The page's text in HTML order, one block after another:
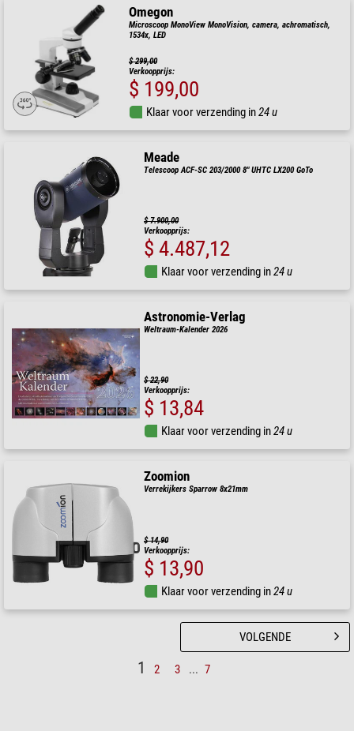
Omegon
Microscoop MonoView MonoVision, camera, achromatisch,
1534x, LED
$ 299,00
Verkoopprijs:
$ 199,00
Klaar voor verzending in24 u
Meade
Telescoop ACF-SC 203/2000 8" UHTC LX200 GoTo
$ 7.900,00
Verkoopprijs:
$ 4.487,12
Klaar voor verzending in24 u
Astronomie-Verlag
Weltraum-Kalender 2026
$ 22,90
Verkoopprijs:
$ 13,84
Klaar voor verzending in24 u
Zoomion
Verrekijkers Sparrow 8x21mm
$ 14,90
Verkoopprijs:
$ 13,90
Klaar voor verzending in24 u
1 2 3 ... 7
VOLGENDE